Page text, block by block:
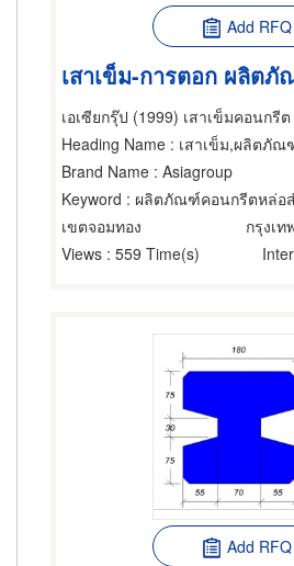
Add RFQ
เอเซียกรุ๊ป (1999) เสาเข็มคอนกรีต
Heading Name : เสาเข็ม,ผลิตภัณฑ์คอนกรีต,พื้นสำเ
Brand Name : Asiagroup
Keyword : ผลิตภัณฑ์คอนกรีตหล่อส
เขตจอมทอง
กรุงเ
Views : 559 Time(s)
Add RFQ